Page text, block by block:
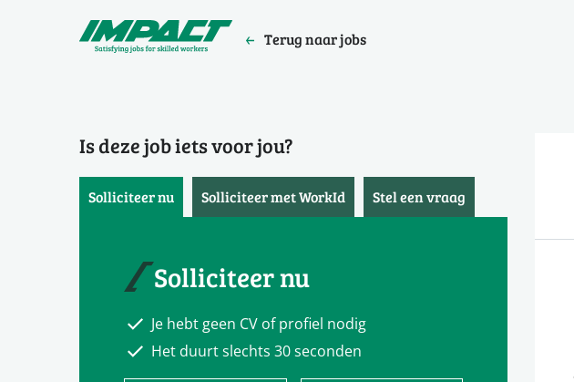
Terug naar jobs
Is deze job iets voor jou?
Solliciteer nu Solliciteer met WorkId Stel een vraag
Solliciteer nu
Je hebt geen CV of profiel nodig
Het duurt slechts 30 seconden